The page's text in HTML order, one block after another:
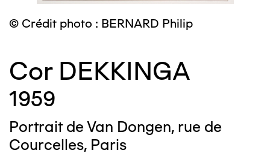
© Crédit photo : BERNARD Philip
Cor DEKKINGA
1959
Portrait de Van Dongen, rue de
Courcelles, Paris